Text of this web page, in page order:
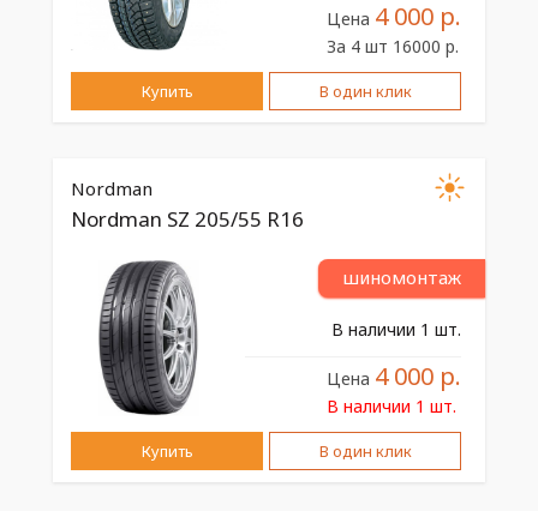
Цена 4 000 р.
За 4 шт 16000 р.
Купить В один клик
Nordman
Nordman SZ 205/55 R16
шиномонтаж
В наличии 1 шт.
Цена 4 000 р.
В наличии 1 шт.
Купить В один клик